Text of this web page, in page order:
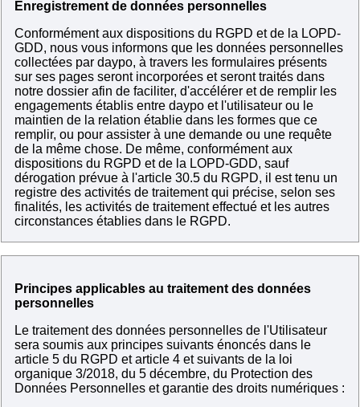
Enregistrement de données personnelles
Conformément aux dispositions du RGPD et de la LOPD-
GDD, nous vous informons que les données personnelles
collectées par daypo, à travers les formulaires présents
sur ses pages seront incorporées et seront traités dans
notre dossier afin de faciliter, d'accélérer et de remplir les
engagements établis entre daypo et l'utilisateur ou le
maintien de la relation établie dans les formes que ce
remplir, ou pour assister à une demande ou une requête
de la même chose. De même, conformément aux
dispositions du RGPD et de la LOPD-GDD, sauf
dérogation prévue à l'article 30.5 du RGPD, il est tenu un
registre des activités de traitement qui précise, selon ses
finalités, les activités de traitement effectué et les autres
circonstances établies dans le RGPD.
Principes applicables au traitement des données
personnelles
Le traitement des données personnelles de l'Utilisateur
sera soumis aux principes suivants énoncés dans le
article 5 du RGPD et article 4 et suivants de la loi
organique 3/2018, du 5 décembre, du Protection des
Données Personnelles et garantie des droits numériques :